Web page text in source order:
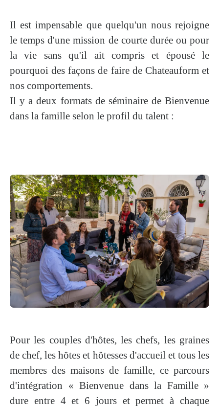
Il est impensable que quelqu'un nous rejoigne
le temps d'une mission de courte durée ou pour
la vie sans qu'il ait compris et épousé le
pourquoi des façons de faire de Chateauform et
nos comportements.
Il y a deux formats de séminaire de Bienvenue
dans la famille selon le profil du talent :
Pour les couples d'hôtes, les chefs, les graines
de chef, les hôtes et hôtesses d'accueilet tous les
membres des maisons de famille, ce parcours
d'intégration « Bienvenue dans la Famille »
dure entre 4 et 6 jourset permet à chaque